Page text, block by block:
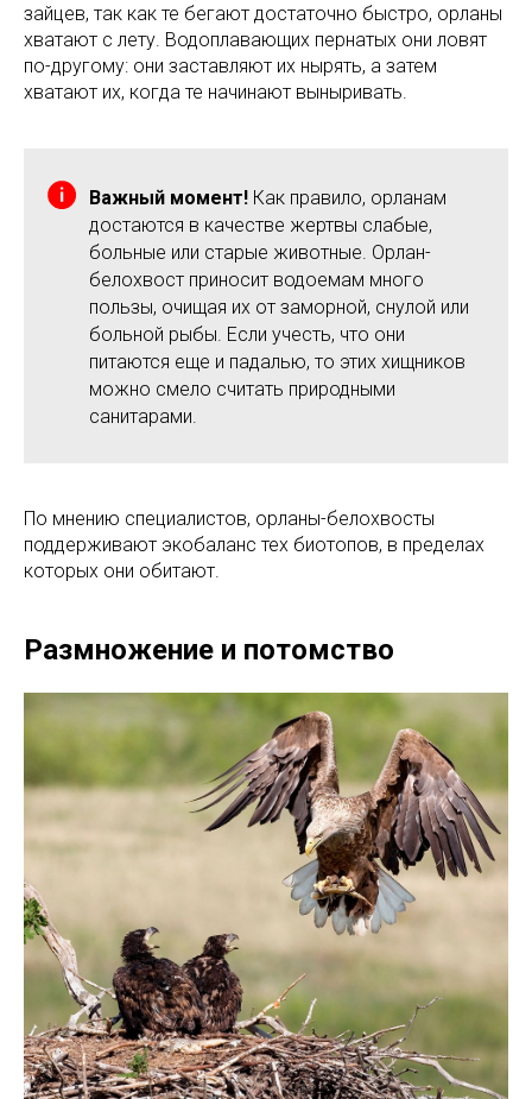
зайцев, так как те бегают достаточно быстро, орланы
хватают с лету. Водоплавающих пернатых они ловят
по-другому: они заставляют их нырять, а затем
хватают их, когда те начинают выныривать.
Важный момент! Как правило, орланам
достаются в качестве жертвы слабые,
больные или старые животные. Орлан-
белохвост приносит водоемам много
пользы, очищая их от заморной, снулой или
больной рыбы. Если учесть, что они
питаются еще и падалью, то этих хищников
можно смело считать природными
санитарами.
По мнению специалистов, орланы-белохвосты
поддерживают экобаланс тех биотопов, в пределах
которых они обитают.
Размножение и потомство